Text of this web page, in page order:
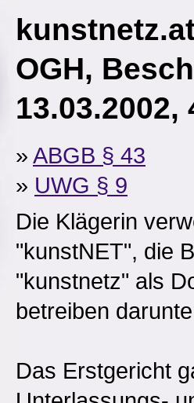
OGH,
13.03.2002,
» ABGB § 43
» UWG § 9
Die Klägerin
"kunstNET", die
"kunstnetz" als
betreiben
Das Erstgericht